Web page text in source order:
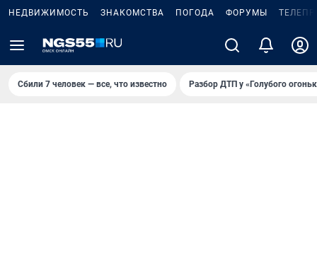
НЕДВИЖИМОСТЬ ЗНАКОМСТВА ПОГОДА ФОРУМЫ
Сбили 7 человек — все, что известно Разбор ДТП у «Голубого